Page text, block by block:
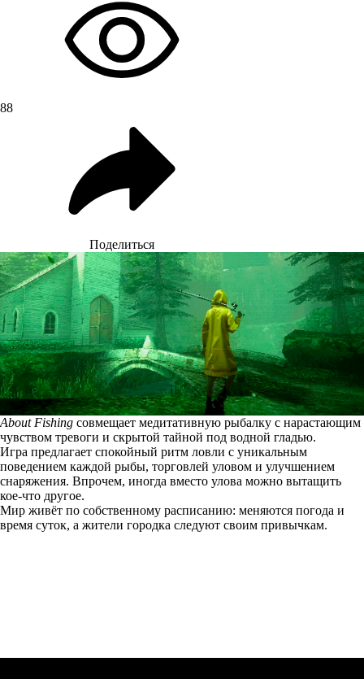
88
Поделиться
About Fishing совмещает медитативную рыбалку с нарастающим
чувством тревоги и скрытой тайной под водной гладью.
Игра предлагает спокойный ритм ловли с уникальным
поведением каждой рыбы, торговлей уловом и улучшением
снаряжения. Впрочем, иногда вместо улова можно вытащить
кое-что другое.
Мир живёт по собственному расписанию: меняются погода и
время суток, а жители городка следуют своим привычкам.